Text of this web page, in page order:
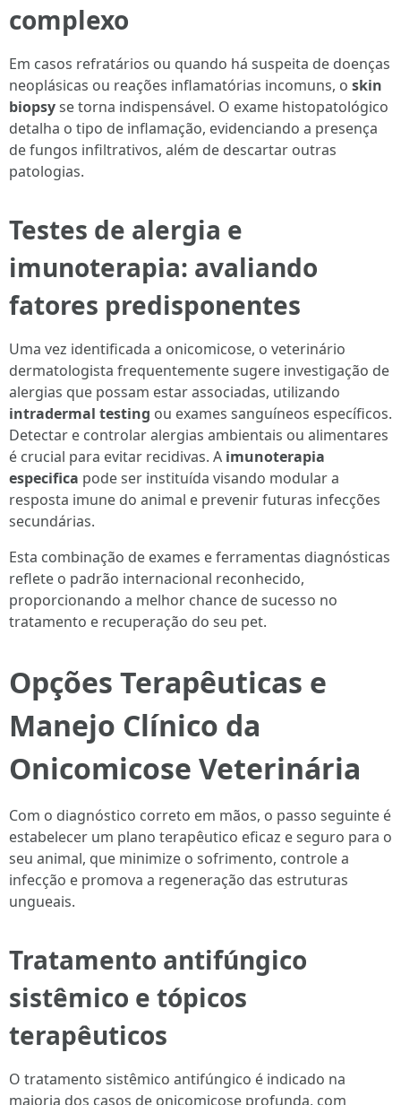
complexo
Em casos refratários ou quando há suspeita de doenças
neoplásicas ou reações inflamatórias incomuns, o skin
biopsyse torna indispensável. O exame histopatológico
detalha o tipo de inflamação, evidenciando a presença
de fungos infiltrativos, além de descartar outras
patologias.
Testes de alergia e
imunoterapia: avaliando
fatores predisponentes
Uma vez identificada a onicomicose, o veterinário
dermatologista frequentemente sugere investigação de
alergias que possam estar associadas, utilizando
intradermal testing ou exames sanguíneos específicos.
Detectar e controlar alergias ambientais ou alimentares
é crucial para evitar recidivas. A imunoterapia
especifica pode ser instituída visando modular a
resposta imune do animal e prevenir futuras infecções
secundárias.
Esta combinação de exames e ferramentas diagnósticas
reflete o padrão internacional reconhecido,
proporcionando a melhor chance de sucesso no
tratamento e recuperação do seu pet.
Opções Terapêuticas e
Manejo Clínico da
Onicomicose Veterinária
Com o diagnóstico correto em mãos, o passo seguinte é
estabelecer um plano terapêutico eficaz e seguro para o
seu animal, que minimize o sofrimento, controle a
infecção e promova a regeneração das estruturas
ungueais.
Tratamento antifúngico
sistêmico e tópicos
terapêuticos
O tratamento sistêmico antifúngico é indicado na
maioria dos casos de onicomicose profunda, com